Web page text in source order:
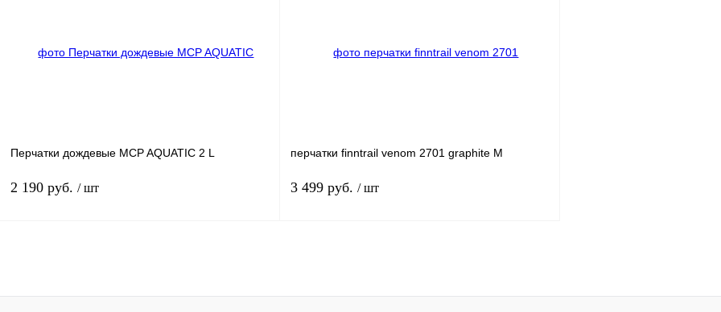
наличии
наличии
Перчатки дождевые MCP AQUATIC 2 L
2 190 руб. / шт
Купить в 1 клик К сравнению
перчатки finntrail venom 2701 graphite M
3 499 руб. / шт
Купить в 1 клик К сравнению